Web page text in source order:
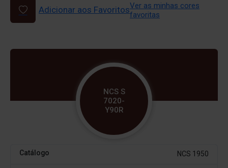
Adicionar aos FavoritosVer as minhas cores
favoritas
NCS S
7020-
Y90R
Catálogo NCS 1950